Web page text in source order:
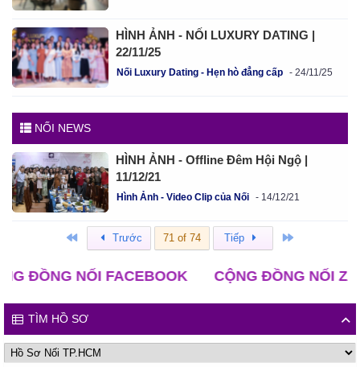
HÌNH ẢNH - NỐI LUXURY DATING |
22/11/25
Nối Luxury Dating - Hẹn hò đẳng cấp 24/11/25
NỐI NEWS
HÌNH ẢNH - Offline Đêm Hội Ngộ |
11/12/21
Hình Ảnh - Video Clip của Nối 14/12/21
Trước 71 of 74 Tiếp
NỐI FACEBOOK CỘNG ĐỒNG NỐI ZALO
TÌM HỒ SƠ